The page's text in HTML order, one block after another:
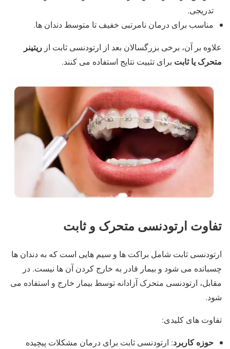
تدریجی.
مناسب برای درمان نامرتبی خفیف تا متوسط دندان ها.
علاوه بر آن، برخی بزرگسالان بعد از ارتودنسی ثابت از ریتینر
متحرک یا ثابت برای تثبیت نتایج استفاده می کنند.
تفاوت ارتودنسی متحرک و ثابت
ارتودنسی ثابت شامل براکت ها و سیم هایی است که به دندان ها
چسبانده می شود و بیمار قادر به خارج کردن آن ها نیست. در
مقابل، ارتودنسی متحرک آزادانه توسط بیمار خارج و استفاده می
شود.
تفاوت های کلیدی:
حوزه کاربرد: ارتودنسی ثابت برای درمان مشکلات پیچیده